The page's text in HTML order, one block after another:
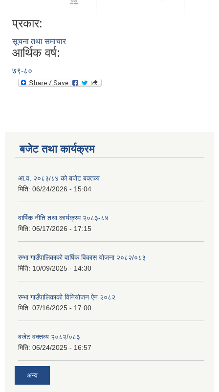
प्रकार:
सूचना तथा समाचार
आर्थिक वर्ष:
७९-८०
बजेट तथा कार्यक्रम
आ.व. २०८३/८४ को बजेट बक्तव्य
मिति: 06/24/2026 - 15:04
वार्षिक नीति तथा कार्यक्रम २०८३-८४
मिति: 06/17/2026 - 17:15
रम्भा गाउँपालिकाको वार्षिक विकास योजना २०८२/०८३
मिति: 10/09/2025 - 14:30
रम्भा गाउँपालिकाको विनियोजन ऐन २०८२
मिति: 07/16/2025 - 17:00
बजेट वक्तव्य २०८२/०८३
मिति: 06/24/2025 - 16:57
अन्य